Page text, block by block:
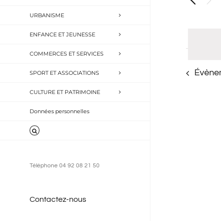
URBANISME
ENFANCE ET JEUNESSE
COMMERCES ET SERVICES
SPORT ET ASSOCIATIONS
CULTURE ET PATRIMOINE
Données personnelles
Téléphone 04 92 08 21 50
Contactez-nous
mot-